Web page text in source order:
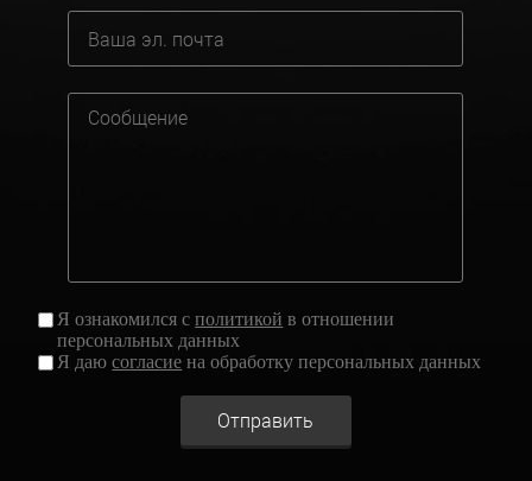
Я ознакомился сполитикой в отношении
персональных данных
Я даюсогласие на обработку персональных данных
Отправить